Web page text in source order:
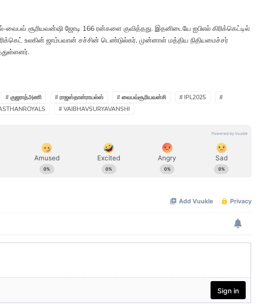
சூரியவன்ஷி ஜோடி 166 ரன்களை குவித்தது. இதனிடையே ஐபிஎல் கிரிக்கெட்டில்
உலகின் ஜாம்பவான் சச்சின் டெண்டுல்கர், முன்னாள் மத்திய நிதியமைச்சர்
# குஜராத்அணி # ராஜஸ்தான்ராயல்ஸ் # வைபவ்சூரியவன்சி # IPL2025
#
# VAIBHAVSURYAVANSHI